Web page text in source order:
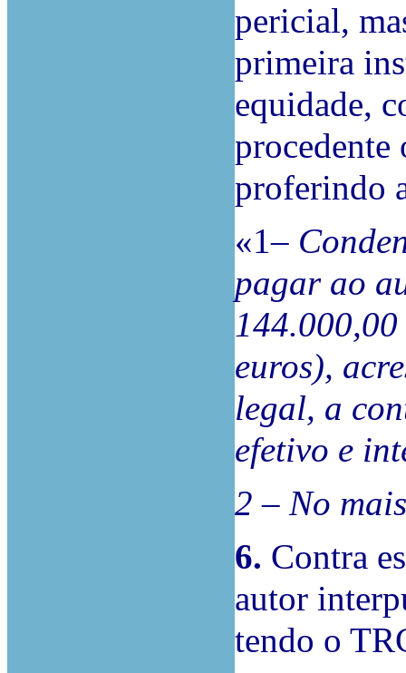
pericial,
primeira
equidade,
proferindo
«1–
pagar ao
euros),
legal, a
efetivo e
2 – No
6. Contra
autor
tendo o